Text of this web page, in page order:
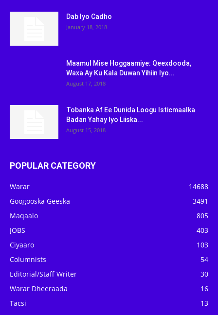
Dab Iyo Cadho
January 18, 2018
Maamul Mise Hoggaamiye: Qeexdooda,
Waxa Ay Ku Kala Duwan Yihiin Iyo...
August 17, 2018
Tobanka Af Ee Dunida Loogu Isticmaalka
Badan Yahay Iyo Liiska...
August 15, 2018
POPULAR CATEGORY
Warar
14688
Googooska Geeska
3491
Maqaalo
805
JOBS
403
Ciyaaro
103
Columnists
54
Editorial/Staff Writer
30
Warar Dheeraada
16
Tacsi
13